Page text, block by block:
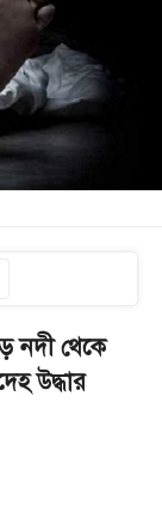
নদী থেকে
উদ্ধার